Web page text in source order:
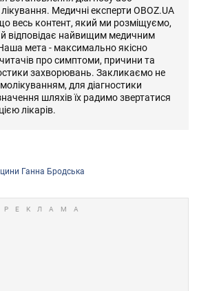
Медичні експерти OBOZ.UA
весь контент, який ми розміщуємо,
й відповідає найвищим медичним
мета - максимально якісно
про симптоми, причини та
захворювань. Закликаємо не
для діагностики
шляхів їх радимо звертатися
лікарів.
Ганна Бродська